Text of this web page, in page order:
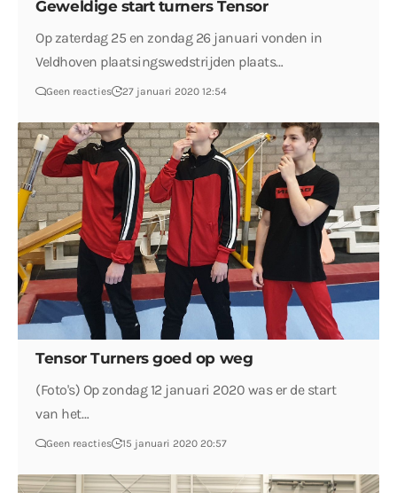
Geweldige start turners Tensor
Op zaterdag 25 en zondag 26 januari vonden in
Veldhoven plaatsingswedstrijden plaats…
Geen reacties 27 januari 2020 12:54
Tensor Turners goed op weg
(Foto's) Op zondag 12 januari 2020 was er de start
van het…
Geen reacties 15 januari 2020 20:57